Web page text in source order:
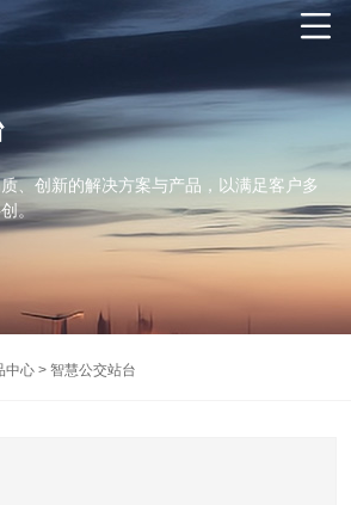

、创新的解决方案与产品，以满足客户多
。
中心 > 智慧公交站台